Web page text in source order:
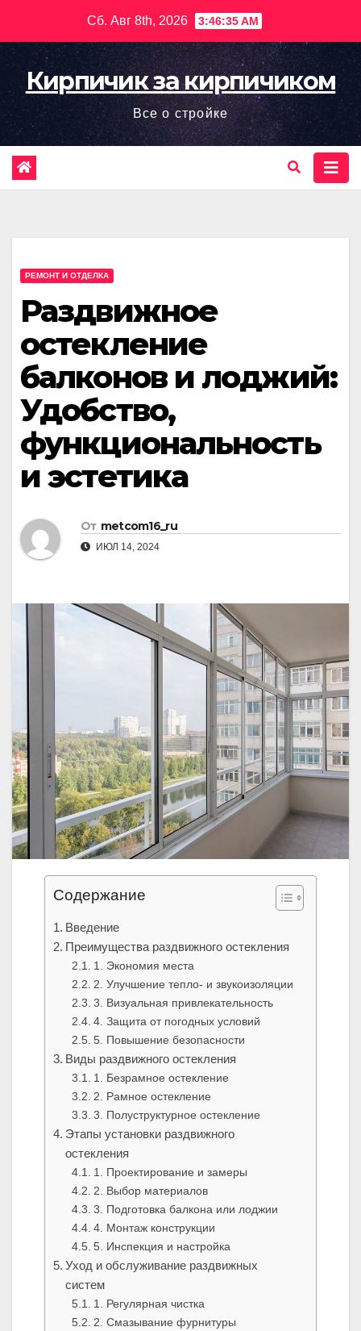
содержимому
Сб. Авг 8th, 2026 3:46:36 AM
Кирпичик за кирпичиком
Все о стройке
РЕМОНТ И ОТДЕЛКА
Раздвижное
остекление
балконов и лоджий:
Удобство,
функциональность
и эстетика
От metcom16_ru
ИЮЛ 14, 2024
Содержание
Введение
Преимущества раздвижного остекления
1. Экономия места
2. Улучшение тепло- и звукоизоляции
3. Визуальная привлекательность
4. Защита от погодных условий
5. Повышение безопасности
Виды раздвижного остекления
1. Безрамное остекление
2. Рамное остекление
3. Полуструктурное остекление
Этапы установки раздвижного
остекления
1. Проектирование и замеры
2. Выбор материалов
3. Подготовка балкона или лоджии
4. Монтаж конструкции
5. Инспекция и настройка
Уход и обслуживание раздвижных
систем
1. Регулярная чистка
2. Смазывание фурнитуры